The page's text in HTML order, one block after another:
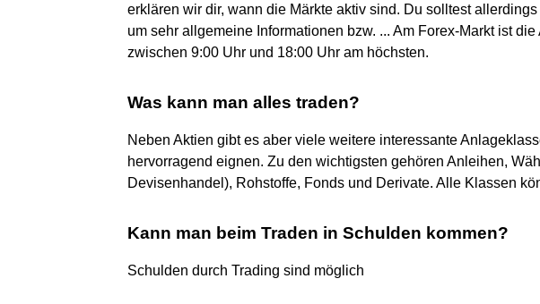
erklären wir dir, wann die Märkte aktiv sind. Du solltest
um sehr allgemeine Informationen bzw. ... Am Forex-Markt ist
zwischen 9:00 Uhr und 18:00 Uhr am höchsten.
Was kann man alles traden?
Neben Aktien gibt es aber viele weitere interessante
hervorragend eignen. Zu den wichtigsten gehören Anleihen,
Devisenhandel), Rohstoffe, Fonds und Derivate. Alle Klassen
Kann man beim Traden in Schulden kommen?
Schulden durch Trading sind möglich